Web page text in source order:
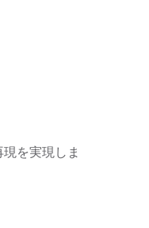
を実現しま